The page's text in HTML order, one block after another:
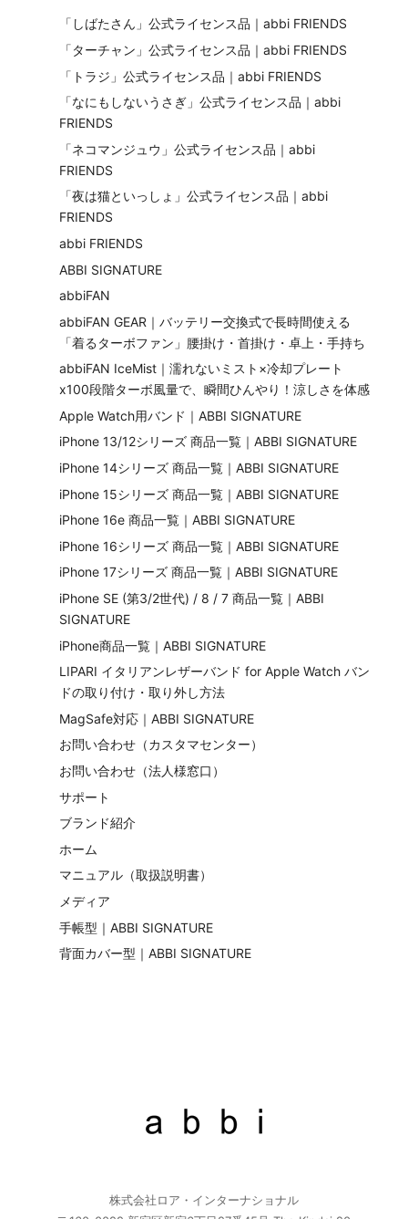
「しばたさん」公式ライセンス品｜abbi FRIENDS
「ターチャン」公式ライセンス品｜abbi FRIENDS
「トラジ」公式ライセンス品｜abbi FRIENDS
「なにもしないうさぎ」公式ライセンス品｜abbi
FRIENDS
「ネコマンジュウ」公式ライセンス品｜abbi
FRIENDS
「夜は猫といっしょ」公式ライセンス品｜abbi
FRIENDS
abbi FRIENDS
ABBI SIGNATURE
abbiFAN
abbiFAN GEAR｜バッテリー交換式で長時間使える
「着るターボファン」腰掛け・首掛け・卓上・手持ち
abbiFAN IceMist｜濡れないミスト×冷却プレート
x100段階ターボ風量で、瞬間ひんやり！涼しさを体感
Apple Watch用バンド｜ABBI SIGNATURE
iPhone 13/12シリーズ 商品一覧｜ABBI SIGNATURE
iPhone 14シリーズ 商品一覧｜ABBI SIGNATURE
iPhone 15シリーズ 商品一覧｜ABBI SIGNATURE
iPhone 16e 商品一覧｜ABBI SIGNATURE
iPhone 16シリーズ 商品一覧｜ABBI SIGNATURE
iPhone 17シリーズ 商品一覧｜ABBI SIGNATURE
iPhone SE (第3/2世代) / 8 / 7 商品一覧｜ABBI
SIGNATURE
iPhone商品一覧｜ABBI SIGNATURE
LIPARI イタリアンレザーバンド for Apple Watch​ バン
ドの取り付け・取り外し方法
MagSafe対応｜ABBI SIGNATURE
お問い合わせ（カスタマセンター）
お問い合わせ（法人様窓口）
サポート
ブランド紹介
ホーム
マニュアル（取扱説明書）
メディア
手帳型｜ABBI SIGNATURE
背面カバー型｜ABBI SIGNATURE
株式会社ロア・インターナショナル